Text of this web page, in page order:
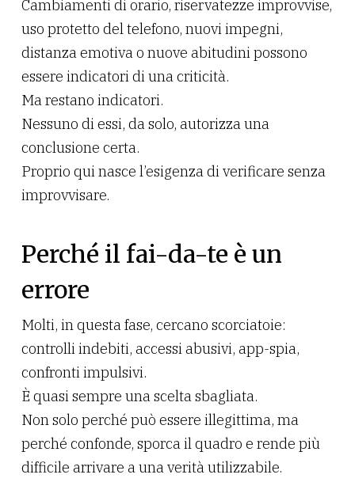
Cambiamenti di orario, riservatezze improvvise,
uso protetto del telefono, nuovi impegni,
distanza emotiva o nuove abitudini possono
essere indicatori di una criticità.
Ma restano indicatori.
Nessuno di essi, da solo, autorizza una
conclusione certa.
Proprio qui nasce l’esigenza di verificare senza
improvvisare.
Perché il fai-da-te è un
errore
Molti, in questa fase, cercano scorciatoie:
controlli indebiti, accessi abusivi, app-spia,
confronti impulsivi.
È quasi sempre una scelta sbagliata.
Non solo perché può essere illegittima, ma
perché confonde, sporca il quadro e rende più
difficile arrivare a una verità utilizzabile.